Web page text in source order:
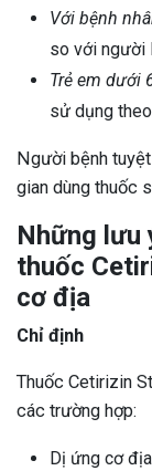
Với bệnh
so với người
Trẻ em dưới
sử dụng
Người bệnh
gian dùng thuốc
Những lưu
thuốc
cơ địa
Chỉ định
Thuốc Cetirizin
các trường hợp:
Dị ứng cơ địa